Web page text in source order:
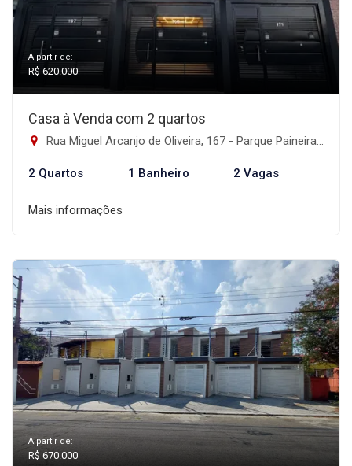
A partir de:
R$ 620.000
Casa à Venda com 2 quartos
Rua Miguel Arcanjo de Oliveira, 167 - Parque Paineiras, São Paulo-SP
2 Quartos 1 Banheiro 2 Vagas
Mais informações
A partir de:
R$ 670.000